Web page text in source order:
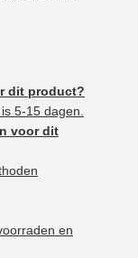
dit product?
5-15 dagen.
voor dit
en